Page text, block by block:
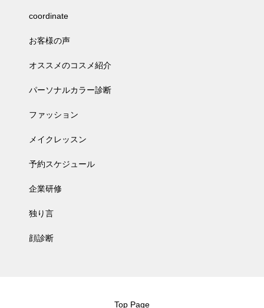
coordinate
お客様の声
オススメのコスメ紹介
パーソナルカラー診断
ファッション
メイクレッスン
予約スケジュール
企業研修
独り言
顔診断
Top Page